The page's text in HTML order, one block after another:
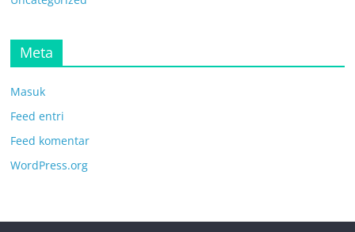
Meta
Masuk
Feed entri
Feed komentar
WordPress.org